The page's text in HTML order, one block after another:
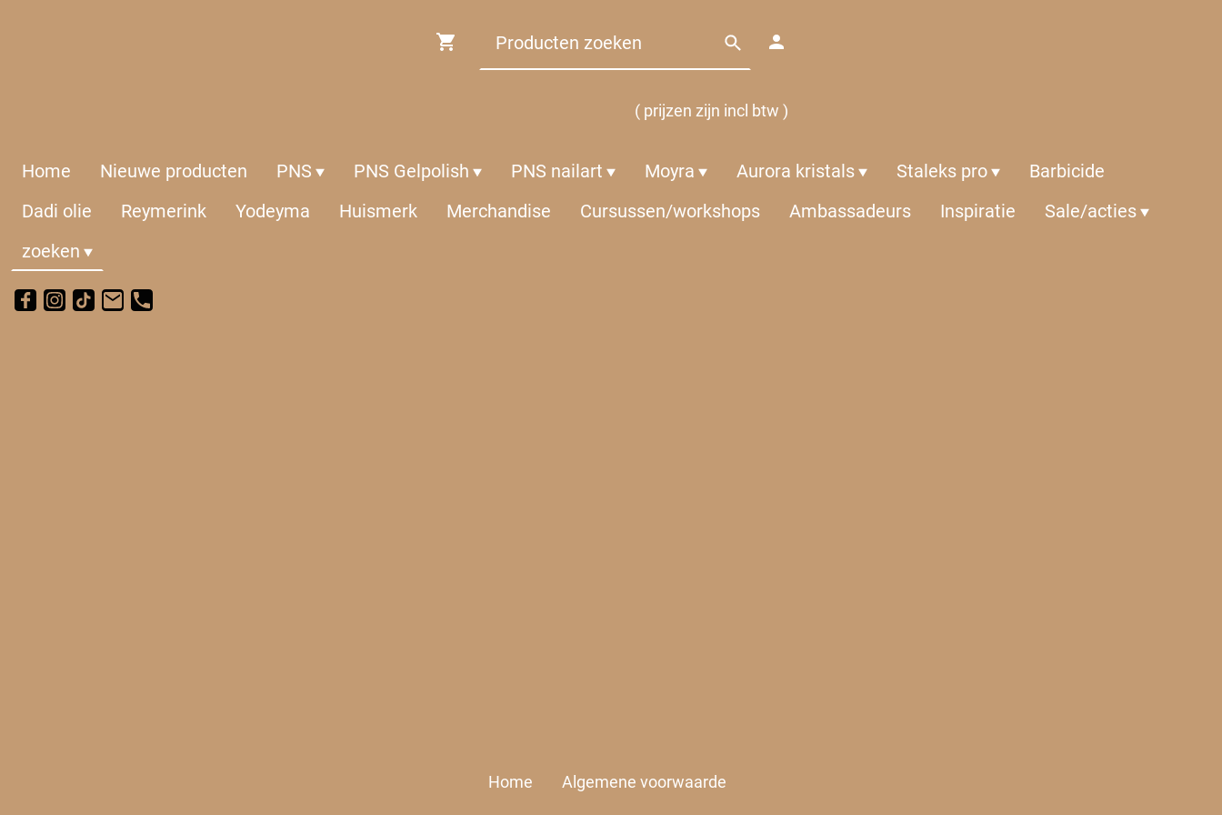
( prijzen zijn incl btw )
Home Nieuwe producten PNS PNS Gelpolish PNS nailart Moyra Aurora kristals Staleks pro
Barbicide
Dadi olie
Reymerink Yodeyma Huismerk Merchandise Cursussen/workshops Ambassadeurs Inspiratie
Sale/acties
zoeken
Home Algemene voorwaarde